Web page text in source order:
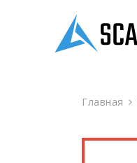
Главная